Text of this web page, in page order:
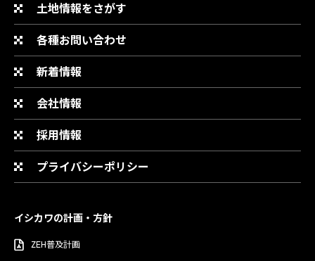
土地情報をさがす
各種お問い合わせ
新着情報
会社情報
採用情報
プライバシーポリシー
イシカワの計画・方針
ZEH普及計画